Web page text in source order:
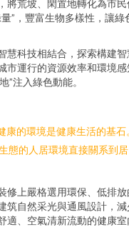
將荒坡、閑置地轉化為市民
”，豐富生物多樣性，讓綠
慧科技相結合，探索構建智
市運行的資源效率和環境感
”注入綠色動能。
康的環境是健康生活的基石
態的人居環境直接關系到
修上嚴格選用環保、低排放
筑自然采光與通風設計，減
適、空氣清新流動的健康室